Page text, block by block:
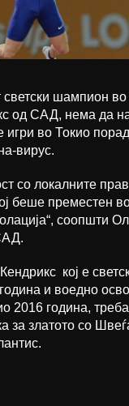
шампион во
од САД, нема да
игри во Токио
вирус.
со локалните
беше преместен
соопшти
кој е
и воедно
2016 година,
за златото со